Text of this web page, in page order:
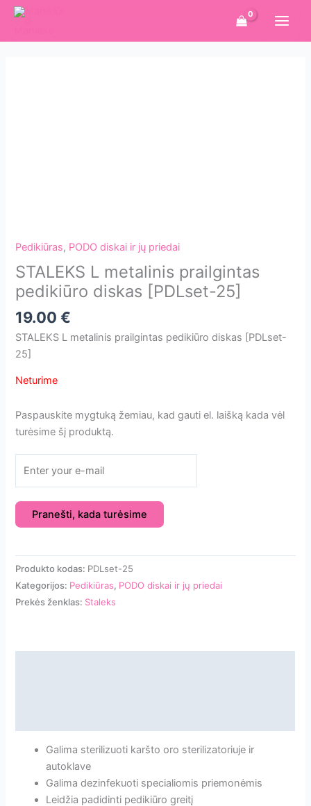
Pereiti
turinio
Pedikiūras, PODO diskai ir jų priedai
STALEKS L metalinis prailgintas
pedikiūro diskas [PDLset-25]
19.00€
STALEKS L metalinis prailgintas pedikiūro diskas [PDLset-
25]
Neturime
Paspauskite mygtuką žemiau, kad gauti el. laišką kada vėl
turėsime šį produktą.
Pranešti, kada turėsime
Produkto kodas: PDLset-25
Kategorijos: Pedikiūras, PODO diskai ir jų priedai
Prekės ženklas: Staleks
Galima sterilizuoti karšto oro sterilizatoriuje ir
autoklave
Galima dezinfekuoti specialiomis priemonėmis
Leidžia padidinti pedikiūro greitį